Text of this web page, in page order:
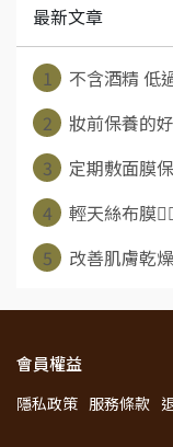
最新文章
1
不含酒精 低
2
妝前保養的
3
定期敷面膜
4
輕天絲布膜
5
改善肌膚乾
會員權益
隱私政策 服務條款